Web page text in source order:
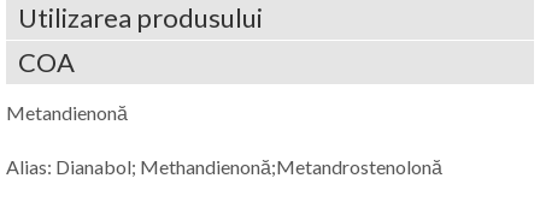
Utilizarea produsului
COA
Metandienonă
Alias: Dianabol; Methandienonă;Metandrostenolonă